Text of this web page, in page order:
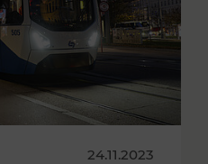
24.11.2023